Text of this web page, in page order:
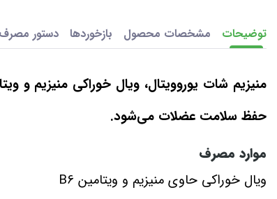
توضیحات مشخصات محصول بازخوردها دستور مصرف
منیزیم شات یوروویتال
حفظ سلامت عضلات می‌شود.
موارد مصرف
ویال خوراکی حاوی منیزیم و ویتامین B6